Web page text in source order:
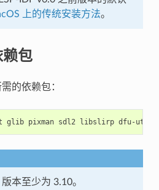
上的传统安装方法。
包
的依赖包：
glib pixman sdl2 libslirp dfu-util
本至少为 3.10。